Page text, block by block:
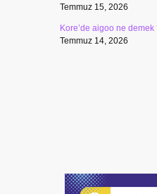
Temmuz 15, 2026
Kore’de aigoo ne demek
Temmuz 14, 2026